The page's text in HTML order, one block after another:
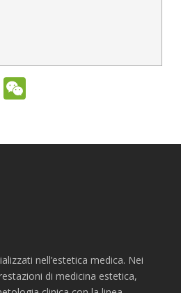
Email
nell’estetica medica. Nei
di medicina estetica,